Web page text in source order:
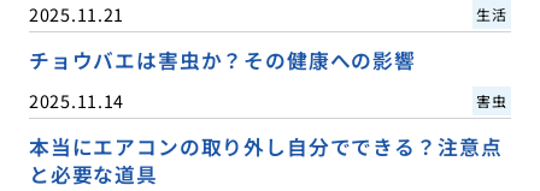
2025.11.21 生活
チョウバエは害虫か？その健康への影響
2025.11.14 害虫
本当にエアコンの取り外し自分でできる？注意点
と必要な道具